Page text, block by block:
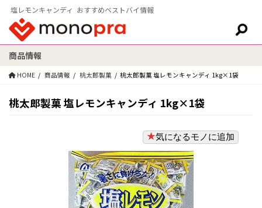
塩レモンキャンディ おすすめベストバイ情報
検索:
商品情報
HOME 商品情報 桃太郎製菓 桃太郎製菓 塩レモンキャンディ 1kg×1袋
桃太郎製菓 塩レモンキャンディ 1kg×1袋
気になるモノに追加